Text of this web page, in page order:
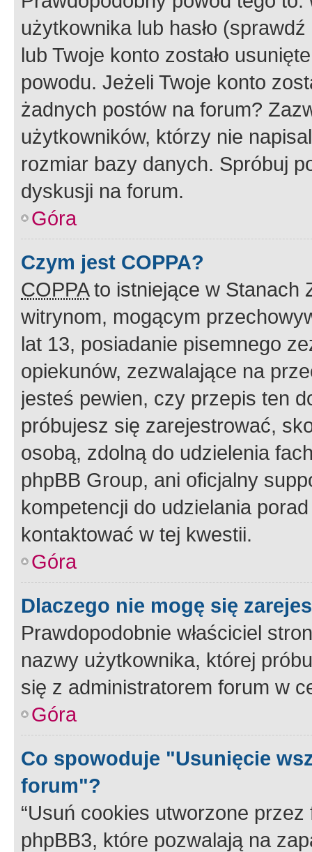
użytkownika lub hasło
lub Twoje konto zostało
powodu. Jeżeli Twoje konto
żadnych postów na forum?
użytkowników, którzy nie
rozmiar bazy danych. Spróbuj
dyskusji na forum.
Góra
Czym jest COPPA?
COPPAto istniejące w Stanach
witrynom, mogącym
lat 13, posiadanie pisemnego
opiekunów, zezwalające na
jesteś pewien, czy przepis ten
próbujesz się zarejestrować,
osobą, zdolną do udzielenia
phpBB Group, ani oficjalny
kompetencji do udzielania
kontaktować w tej kwestii.
Góra
Dlaczego nie mogę się
Prawdopodobnie właściciel
nazwy użytkownika, której
się z administratorem forum w
Góra
Co spowoduje "Usunięcie
forum"?
“Usuń cookies utworzone
phpBB3, które pozwalają na